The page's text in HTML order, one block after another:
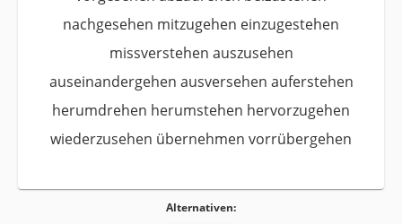
nachgesehen mitzugehen einzugestehen
missverstehen auszusehen
auseinandergehen ausversehen auferstehen
herumdrehen herumstehen hervorzugehen
wiederzusehen übernehmen vorrübergehen
Alternativen: